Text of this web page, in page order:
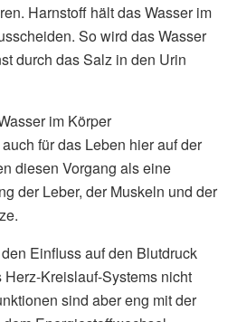
Harnstoff hält das Wasser im
So wird das Wasser
durch das Salz in den Urin
im Körper
für das Leben hier auf der
diesen Vorgang als eine
der Leber, der Muskeln und der
Einfluss auf den Blutdruck
Kreislauf-Systems nicht
sind aber eng mit der